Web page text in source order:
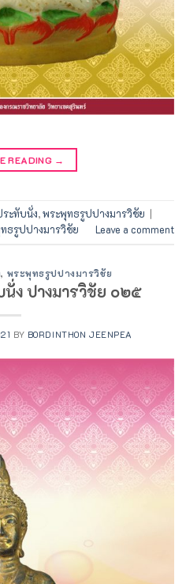
READING →
ะทับนั่ง,พระพุทธรูปปางมารวิชัย
ธรูปปางมารวิชัย Leave a comment
, พระพุทธรูปปางมารวิชัย
ง ปางมารวิชัย ๐๒๕
BY BORDINTHON JEENPEA